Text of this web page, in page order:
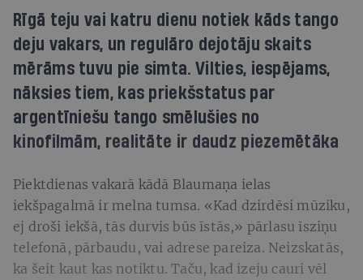
Rīgā teju vai katru dienu notiek kāds tango
deju vakars, un regulāro dejotāju skaits
mērāms tuvu pie simta. Vilties, iespējams,
nāksies tiem, kas priekšstatus par
argentīniešu tango smēlušies no
kinofilmām, realitāte ir daudz piezemētāka
Piektdienas vakarā kādā Blaumaņa ielas
iekšpagalmā ir melna tumsa. «Kad dzirdēsi mūziku,
ej droši iekšā, tās durvis būs īstās,» pārlasu īsziņu
telefonā, pārbaudu, vai adrese pareiza. Neizskatās,
ka šeit kaut kas notiktu. Taču, kad izeju cauri vēl